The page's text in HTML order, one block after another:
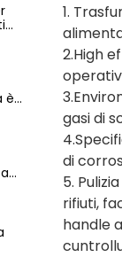
è
1.
2.High
gasi di
di
5.
rifiuti,
handle